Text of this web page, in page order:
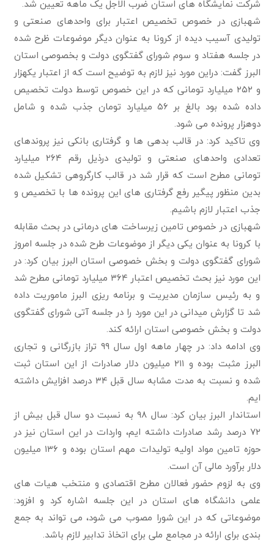
شرکت نمایشگاه های استان ضرب الاجل یک ماهه تعیین شد.
شهبازی در خصوص تخصیص اعتبار برای واحدهای صنعتی و
تولیدی آسیب دیده از کرونا به عنوان دیگر موضوعات ظرح شده
در جلسه هفتاد و سوم شورای گفتگوی دولت و بخصوصی استان
البرز گفت: دراین مورد نیز لازم به توضیح است که از اعتبار یکهزار
و ۲۵۲ میلیارد تومانی که در این خصوص توسط دولت تخصیص
داده شده بود بالغ بر ۵۶ میلیارد تومان جذب شده و شامل
دوهزار پرونده می شود.
وی تاکید کرد: در قالب بدهی ها و گرفتاری بانکی نیز پروندهای
تعدادی واحدهای صنعتی و تولیدی درذیل رقم ۲۶۴ میلیارد
تومانی مطرح است که قرار شد در قالب کارگروهی تشکیل شده
بدین منظور پیگیر رفع گرفتاری های این پرونده ها با تخصیص و
جذب اعتبار لازم باشیم.
شهبازی در خصوص تامین زیرساخت های درمانی در بحث مقابله
با کرونا به عنوان یکی دیگر از موضوعات طرح شده در جلسه امروز
شورای گفتگوی دولت و بخش خصوصی استان البرز بیان کرد: در
این مورد نیز بحث تخصیص اعتبار ۳۶۴ میلیارد تومانی مطرح شد
و به رئیس سازمان مدیریت و برنامه ریزی البرز ماموریت داده
شد تا گزارش میدانی در این مورد را در جلسه آتی شورای گفتگوی
دولت و بخش خصوصی استان ارائه کند.
وی ادامه داد: در چهار ماهه اول سال ۹۹ تراز بازرگانی و تجاری
البرز مثبت بوده و ۲۱۱ میلیون دلار صادرات از این استان ثبت
شده و نسبت به مدت مشابه سال قبل ۳۴ درصد افزایش داشته
ایم.
استاندار البرز بیان کرد: سال ۹۸ به نسبت دو سال قبل بیش از
۷۲ درصد رشد صادرات داشته ایم، واردات در این استان نیز در
حوزه تامین مواد اولیه تولیدات مهم استان بوده و ۱۳۶ میلیون
دلار برآورد مالی آن است.
وی به لزوم حضور فعالان مطرح اقتصادی و منتخب هیات های
علمی دانشگاه های استان در این جلسه اشاره کرد و افزود:
موضوعاتی که در این شورا مصوب می شود، می تواند به جمع
بندی برای ارائه در مجامع ملی برای اتخاذ تدابیر لازم باشد.